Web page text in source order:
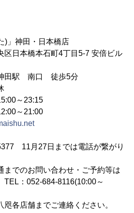
)」神田・日本橋店
日本橋本石町4丁目5-7 安倍ビル
田駅 南口 徒歩5分
23:15
21:00
11月27日までは電話が繋がり
問い合わせ・ご予約等は
052-684-8116(10:00～
舗までご連絡ください。